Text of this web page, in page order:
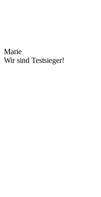
Marie
Wir sind Testsieger!